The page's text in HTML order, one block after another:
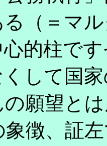
（＝マ
心的柱で
して国
願望と
徴、証